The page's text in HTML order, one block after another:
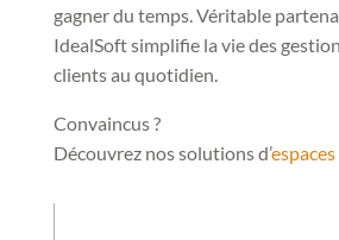
gagner du temps. Véritable
IdealSoft simplifie la vie des
clients au quotidien.
Convaincus ?
Découvrez nos solutions d’